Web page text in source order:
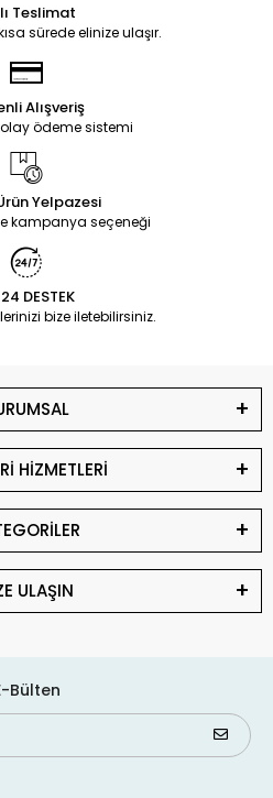
Teslimat
sürede elinize ulaşır.
Alışveriş
ödeme sistemi
Yelpazesi
kampanya seçeneği
DESTEK
bize iletebilirsiniz.
HİZMETLERİ
ULAŞIN
Bülten